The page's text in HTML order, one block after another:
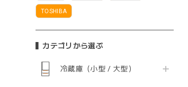
TOSHIBA
カテゴリから選ぶ
冷蔵庫（小型 / 大型）